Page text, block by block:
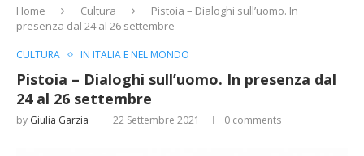
Home Cultura
Pistoia – Dialoghi sull’uomo. In
presenza dal 24 al 26 settembre
CULTURA IN ITALIA E NEL MONDO
Pistoia – Dialoghi sull’uomo. In presenza dal
24 al 26 settembre
by Giulia Garzia 22 Settembre 2021 0 comments